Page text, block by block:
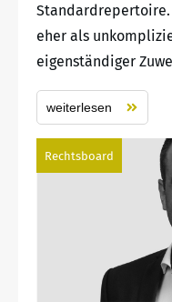
eher als
eigenständiger
weiterlesen
Rechtsboard